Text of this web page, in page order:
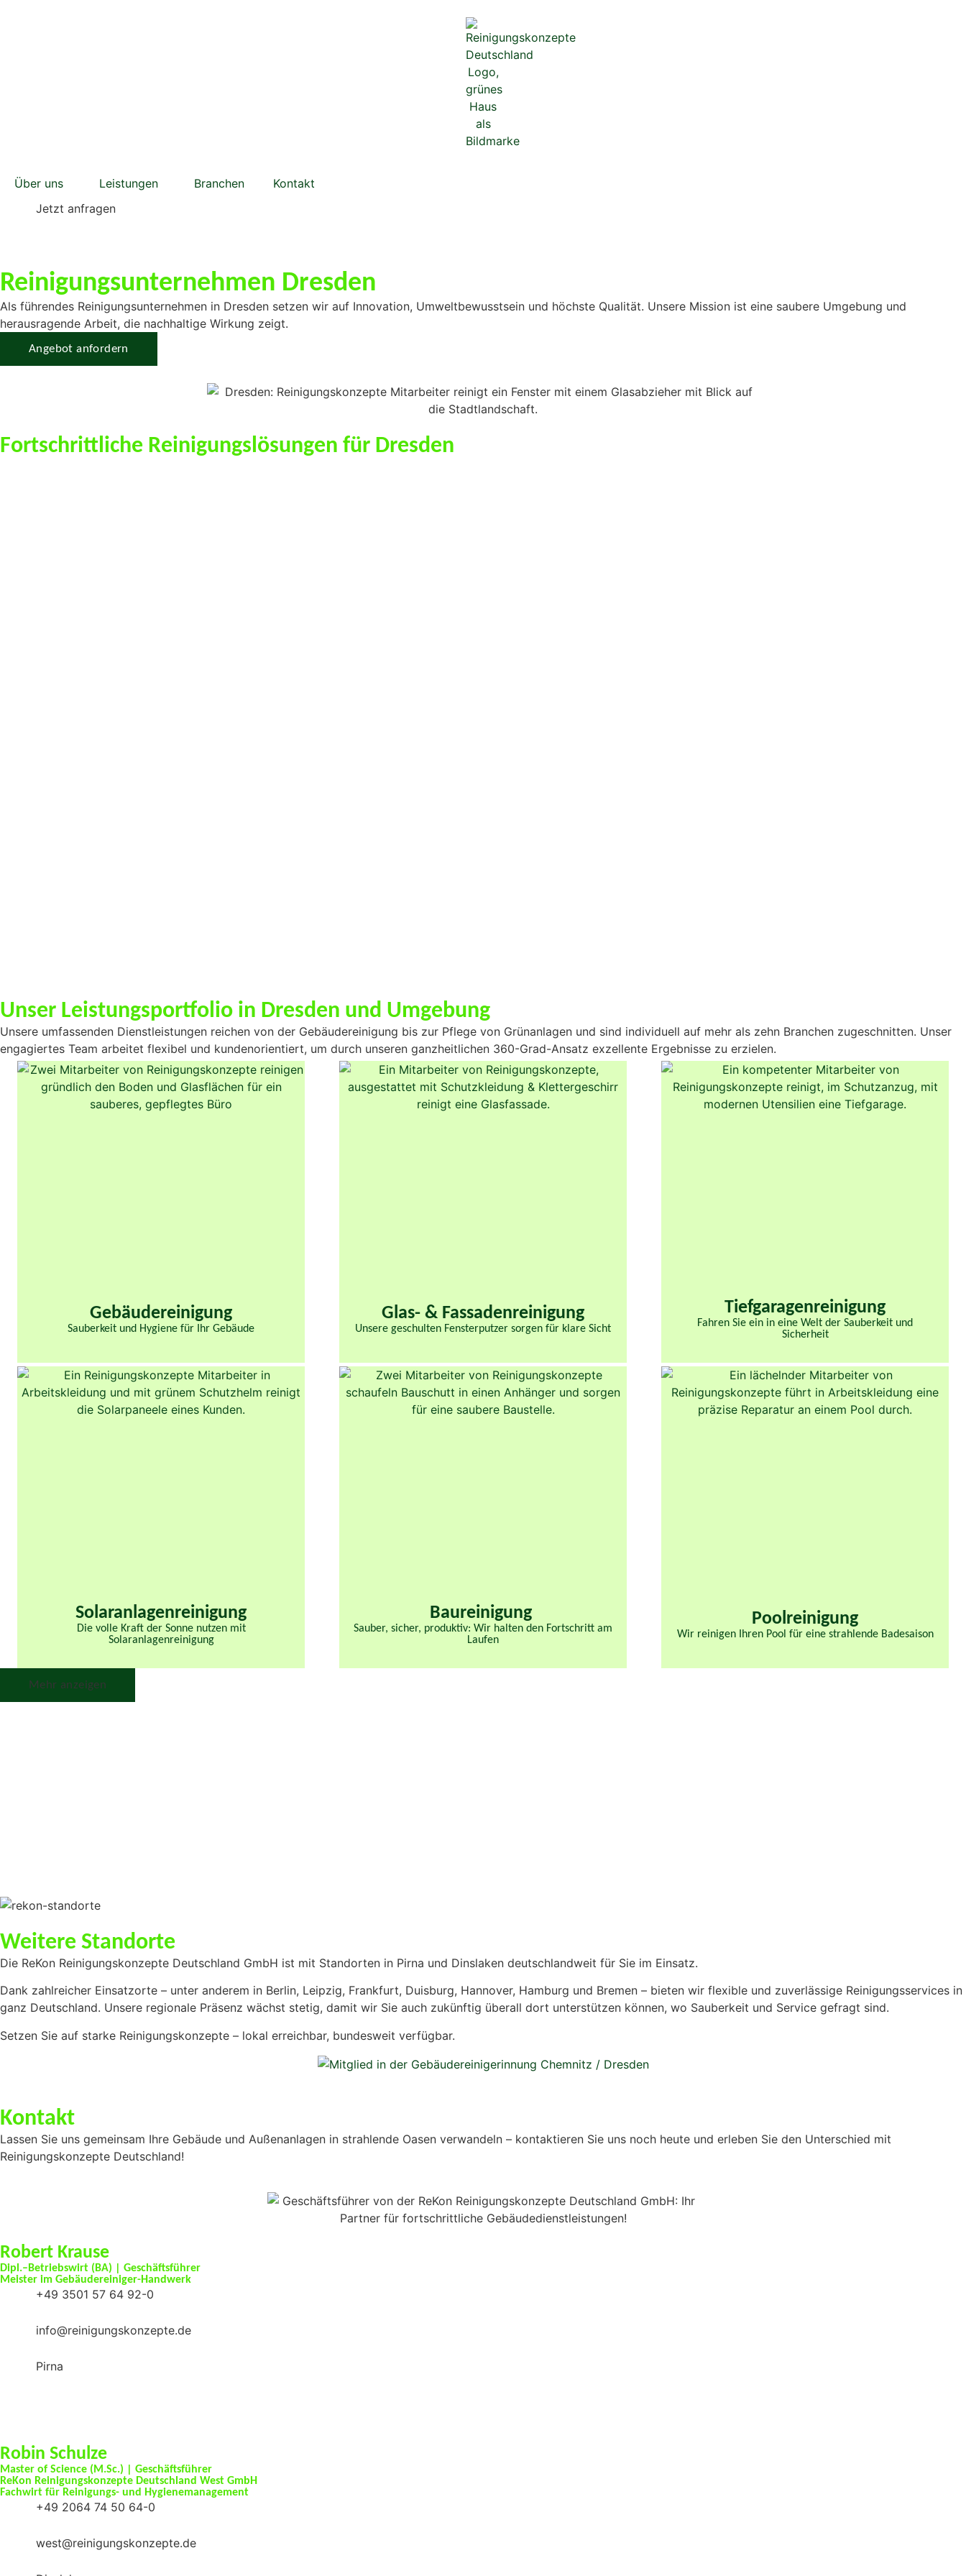
Über uns Leistungen Branchen
Kontakt
Jetzt anfragen
Reinigungsunternehmen Dresden
Als führendes Reinigungsunternehmen in Dresden setzen wir auf Innovation, Umweltbewusstsein und höchste Qualität. Unsere Mission ist eine saubere Umgebung und
herausragende Arbeit, die nachhaltige Wirkung zeigt.
Angebot anfordern
Fortschrittliche Reinigungslösungen für Dresden
Unser Leistungsportfolio in Dresden und Umgebung
Unsere umfassenden Dienstleistungen reichen von der Gebäudereinigung bis zur Pflege von Grünanlagen und sind individuell auf mehr als zehn Branchen zugeschnitten. Unser
engagiertes Team arbeitet flexibel und kundenorientiert, um durch unseren ganzheitlichen 360-Grad-Ansatz exzellente Ergebnisse zu erzielen.
Gebäudereinigung
Sauberkeit und Hygiene für Ihr Gebäude
Glas- & Fassaden­reinigung​
Unsere geschulten Fensterputzer sorgen für klare Sicht
Tiefgaragenreinigung
Fahren Sie ein in eine Welt der Sauberkeit und
Sicherheit
Solaranlagenreinigung
Die volle Kraft der Sonne nutzen mit
Solaranlagenreinigung
Baureinigung
Sauber, sicher, produktiv: Wir halten den Fortschritt am
Laufen
Poolreinigung
Wir reinigen Ihren Pool für eine strahlende Badesaison
Mehr anzeigen
Weitere Standorte
Die ReKon Reinigungskonzepte Deutschland GmbH ist mit Standorten in Pirna und Dinslaken deutschlandweit für Sie im Einsatz.
Dank zahlreicher Einsatzorte – unter anderem in Berlin, Leipzig, Frankfurt, Duisburg, Hannover, Hamburg und Bremen – bieten wir flexible und zuverlässige Reinigungsservices in
ganz Deutschland. Unsere regionale Präsenz wächst stetig, damit wir Sie auch zukünftig überall dort unterstützen können, wo Sauberkeit und Service gefragt sind.
Setzen Sie auf starke Reinigungskonzepte – lokal erreichbar, bundesweit verfügbar.
Kontakt
Lassen Sie uns gemeinsam Ihre Gebäude und Außenanlagen in strahlende Oasen verwandeln – kontaktieren Sie uns noch heute und erleben Sie den Unterschied mit
Reinigungskonzepte Deutschland!
Robert Krause
Dipl.–Betriebswirt (BA) | Geschäftsführer
Meister im Gebäudereiniger-Handwerk
+49 3501 57 64 92-0
info@reinigungskonzepte.de
Pirna
Robin Schulze
Master of Science (M.Sc.) | Geschäftsführer
ReKon Reinigungskonzepte Deutschland West GmbH
Fachwirt für Reinigungs- und Hygienemanagement
+49 2064 74 50 64-0
west@reinigungskonzepte.de